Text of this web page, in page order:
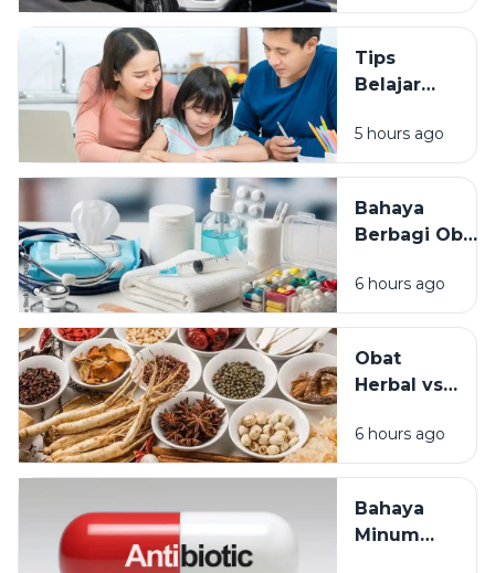
agar Tetap
Nyaman
Digunakan
Tips
Belajar
agar Nilai
Meningkat:
Belajar
Cerdas
Begadang
5 hours ago
Bahaya
Berbagi Obat
Orang Lain:
Mengapa
Tidak Boleh
Dipinjamkan?
Deskripsi
6 hours ago
Obat
Herbal vs
Medis:
Perbedaan,
dan Kapan
Sebaiknya
6 hours ago
Bahaya
Minum